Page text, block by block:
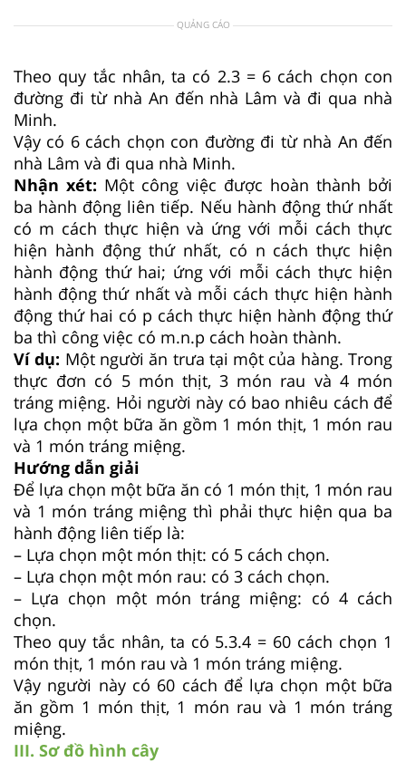
QUẢNG CÁO
Theo quy tắc nhân, ta có 2.3 = 6 cách chọn con
đường đi từ nhà An đến nhà Lâm và đi qua nhà
Minh.
Vậy có 6 cách chọn con đường đi từ nhà An đến
nhà Lâm và đi qua nhà Minh.
Nhận xét: Một công việc được hoàn thành bởi
ba hành động liên tiếp. Nếu hành động thứ nhất
có m cách thực hiện và ứng với mỗi cách thực
hiện hành động thứ nhất, có n cách thực hiện
hành động thứ hai; ứng với mỗi cách thực hiện
hành động thứ nhất và mỗi cách thực hiện hành
động thứ hai có p cách thực hiện hành động thứ
ba thì công việc có m.n.p cách hoàn thành.
Ví dụ: Một người ăn trưa tại một của hàng. Trong
thực đơn có 5 món thịt, 3 món rau và 4 món
tráng miệng. Hỏi người này có bao nhiêu cách để
lựa chọn một bữa ăn gồm 1 món thịt, 1 món rau
và 1 món tráng miệng.
Hướng dẫn giải
Để lựa chọn một bữa ăn có 1 món thịt, 1 món rau
và 1 món tráng miệng thì phải thực hiện qua ba
hành động liên tiếp là:
– Lựa chọn một món thịt: có 5 cách chọn.
– Lựa chọn một món rau: có 3 cách chọn.
– Lựa chọn một món tráng miệng: có 4 cách
chọn.
Theo quy tắc nhân, ta có 5.3.4 = 60 cách chọn 1
món thịt, 1 món rau và 1 món tráng miệng.
Vậy người này có 60 cách để lựa chọn một bữa
ăn gồm 1 món thịt, 1 món rau và 1 món tráng
miệng.
III. Sơ đồ hình cây